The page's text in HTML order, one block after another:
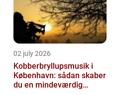
02 july 2026
Kobberbryllupsmusik i
København: sådan skaber
du en mindeværdig